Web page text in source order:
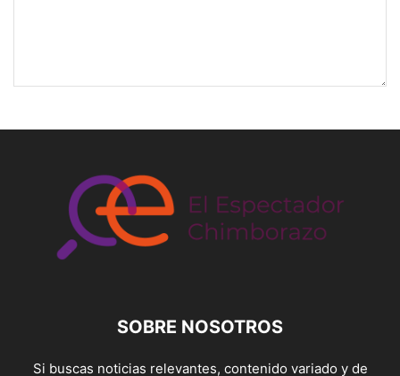
SOBRE NOSOTROS
Si buscas noticias relevantes, contenido variado y de